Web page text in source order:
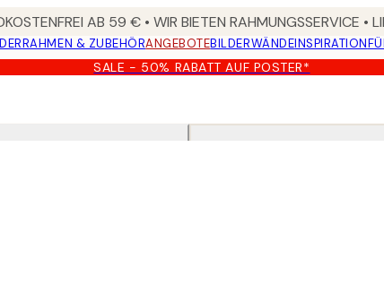
AB 59 € • WIR BIETEN RAHMUNGSSERVICE •
RAHMEN & ZUBEHÖRANGEBOTEBILDERWÄNDEINSPIRATION
SALE - 50% RABATT AUF POSTER*